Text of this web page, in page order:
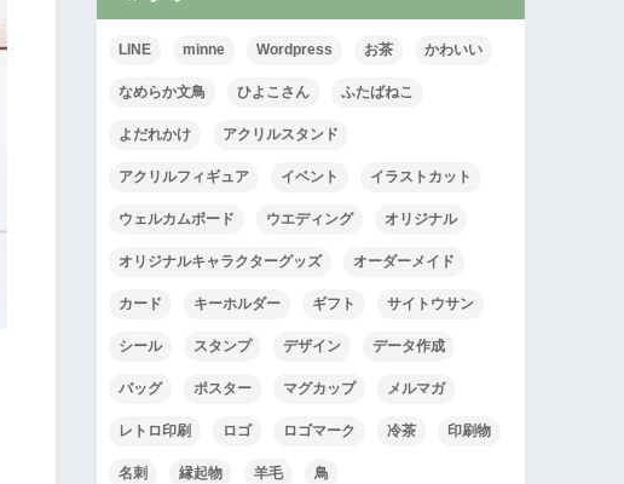
LINE minne Wordpress お茶 かわいい
なめらか文鳥 ひよこさん ふたばねこ
よだれかけ アクリルスタンド
アクリルフィギュア イベント イラストカット
ウェルカムボード ウエディング オリジナル
オリジナルキャラクターグッズ オーダーメイド
カード キーホルダー ギフト サイトウサン
シール スタンプ デザイン データ作成
バッグ ポスター マグカップ メルマガ
レトロ印刷 ロゴ ロゴマーク 冷茶 印刷物
名刺 縁起物 羊毛 鳥